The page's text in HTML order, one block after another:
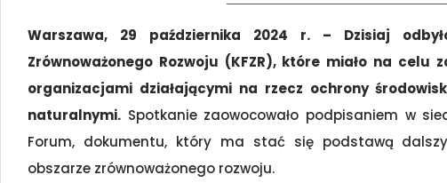
Warszawa, 29 października 2024 r. – Dzisiaj
Zrównoważonego Rozwoju (KFZR), które miało na celu
organizacjami działającymi na rzecz ochrony
naturalnymi. Spotkanie zaowocowało podpisaniem w
Forum, dokumentu, który ma stać się podstawą
obszarze zrównoważonego rozwoju.